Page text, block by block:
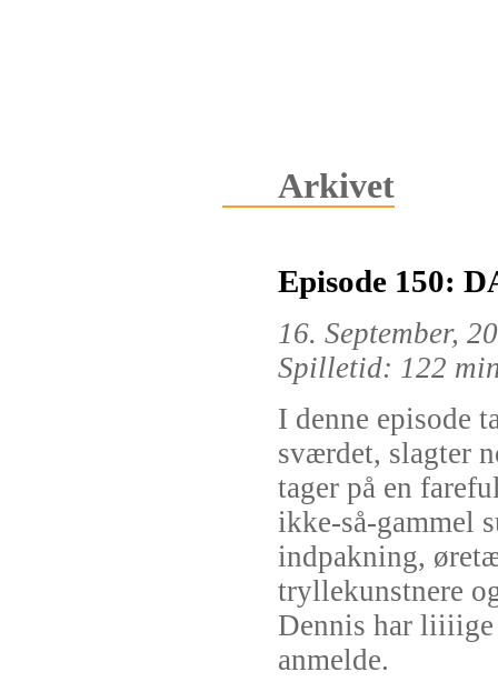
Arkivet
Episode 150:
16. September,
Spilletid: 122
I denne episode
sværdet, slagter
tager på en
ikke-så-gammel
indpakning,
tryllekunstnere
Dennis har
anmelde.